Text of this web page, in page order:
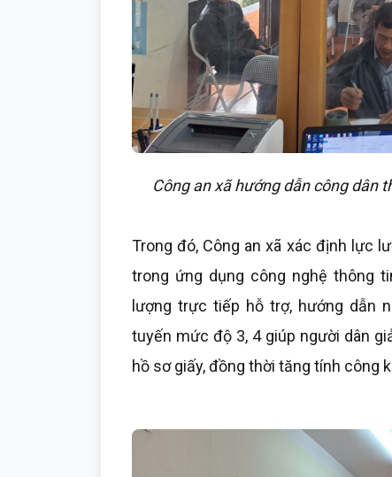
Công an xã hướng dẫn công dân
Trong đó, Công an xã xác định lực
trong ứng dụng công nghệ thông
lượng trực tiếp hỗ trợ, hướng dẫn
tuyến mức độ 3, 4 giúp người dân
hồ sơ giấy, đồng thời tăng tính công